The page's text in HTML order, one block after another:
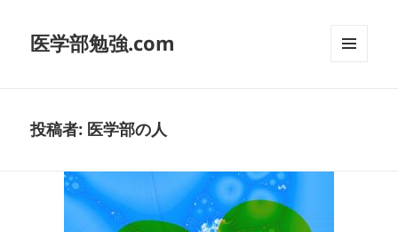
医学部勉強.com
投稿者: 医学部の人